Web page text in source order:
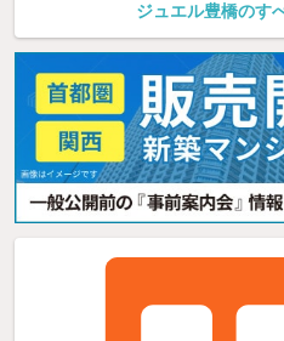
ジュエル豊橋のす